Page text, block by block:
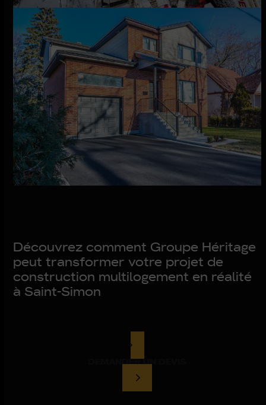
Découvrez comment Groupe Héritage
peut transformer votre projet de
construction multilogement en réalité
à Saint-Simon
DEMANDER UN DEVIS